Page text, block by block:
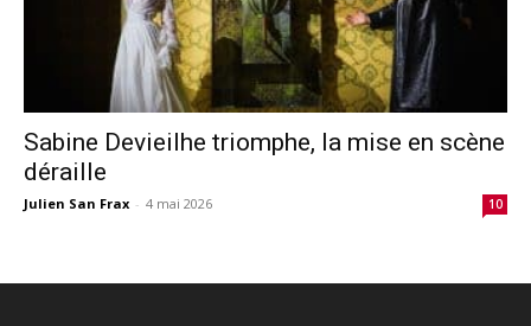
Sabine Devieilhe triomphe, la mise en scène
déraille
Julien San Frax - 4 mai 2026 10